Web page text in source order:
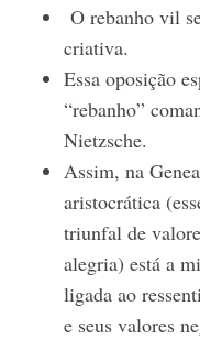
O rebanho vil
criativa.
Essa oposição
“rebanho”
Nietzsche.
Assim, na
aristocrática
triunfal de
alegria) está a
ligada ao
e seus valores